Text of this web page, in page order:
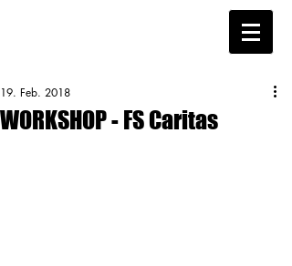
WORKSHOP - FS Caritas
19. Feb. 2018